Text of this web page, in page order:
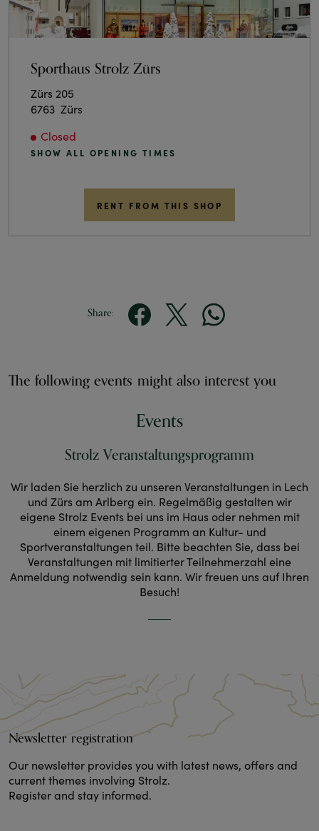
Sporthaus Strolz Zürs
Zürs 205
6763 Zürs
Closed
SHOW ALL OPENING TIMES
RENT FROM THIS SHOP
Share:
The following events might also interest you
Events
Strolz Veranstaltungsprogramm
Wir laden Sie herzlich zu unseren Veranstaltungen in Lech
und Zürs am Arlberg ein. Regelmäßig gestalten wir
eigene Strolz Events bei uns im Haus oder nehmen mit
einem eigenen Programm an Kultur- und
Sportveranstaltungen teil. Bitte beachten Sie, dass bei
Veranstaltungen mit limitierter Teilnehmerzahl eine
Anmeldung notwendig sein kann. Wir freuen uns auf Ihren
Besuch!
Newsletter registration
Our newsletter provides you with latest news, offers and
current themes involving Strolz.
Register and stay informed.